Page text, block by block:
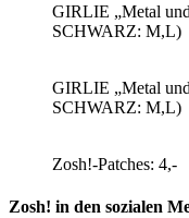
GIRLIE „Metal
SCHWARZ: M,L)
GIRLIE „Metal
SCHWARZ: M,L)
Zosh!-Patches: 4,-
Zosh! in den sozialen